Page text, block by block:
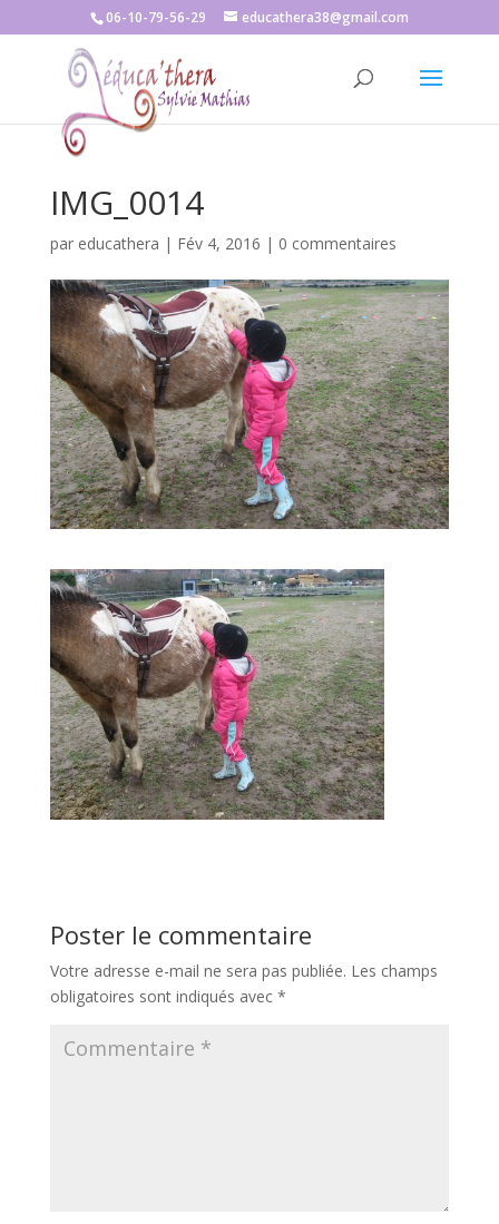
06-10-79-56-29 educathera38@gmail.com
IMG_0014
par educathera | Fév 4, 2016 | 0 commentaires
Poster le commentaire
Votre adresse e-mail ne sera pas publiée. Les champs
obligatoires sont indiqués avec *